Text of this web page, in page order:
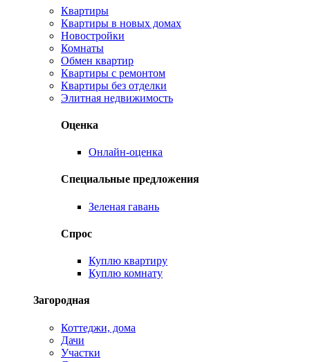
Квартиры
Квартиры в новых домах
Новостройки
Комнаты
Обмен квартир
Квартиры с ремонтом
Квартиры без отделки
Элитная недвижимость
Оценка
Онлайн-оценка
Специальные предложения
Зеленая гавань
Спрос
Куплю квартиру
Куплю комнату
Загородная
Коттеджи, дома
Дачи
Участки